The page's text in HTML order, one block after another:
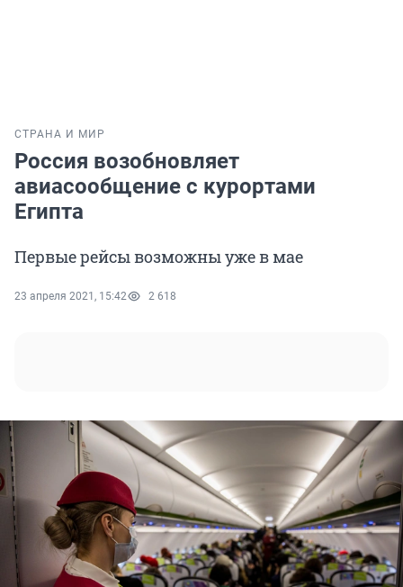
СТРАНА И МИР
Россия возобновляет
авиасообщение с курортами
Египта
Первые рейсы возможны уже в мае
23 апреля 2021, 15:42 2 618